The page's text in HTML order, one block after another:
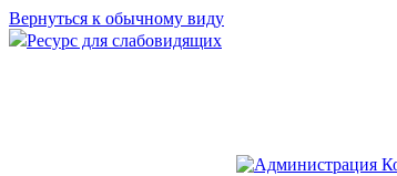
Вернуться к обычному виду
Ресурс для слабовидящих